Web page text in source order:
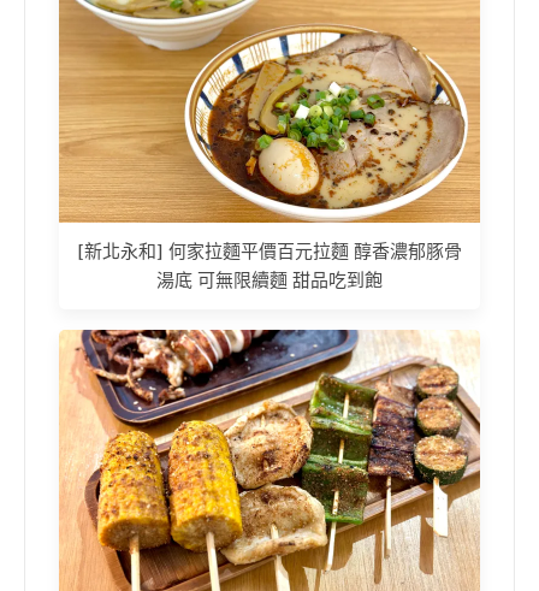
[新北永和] 何家拉麵平價百元拉麵 醇香濃郁豚骨
湯底 可無限續麵 甜品吃到飽